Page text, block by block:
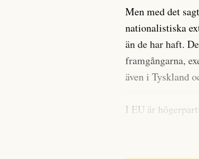
Men med det
nationalistiska
än de har haft.
framgångarna,
även i Tyskland
I EU är